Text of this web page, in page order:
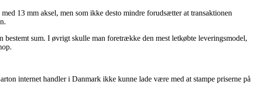
13 mm aksel, men som ikke desto mindre forudsætter at transaktionen
sum. I øvrigt skulle man foretrække den mest letkøbte leveringsmodel,
internet handler i Danmark ikke kunne lade være med at stampe priserne på